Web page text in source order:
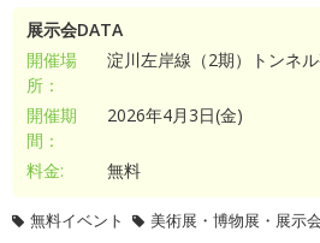
展示会DATA
開催場
所：
淀川左岸線（2期）トンネ
開催期
間：
2026年4月3日(金)
料金: 無料
無料イベント 美術展・博物展・展示会